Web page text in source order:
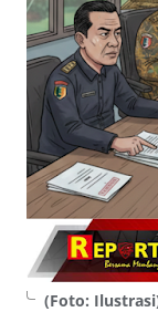
(Foto: